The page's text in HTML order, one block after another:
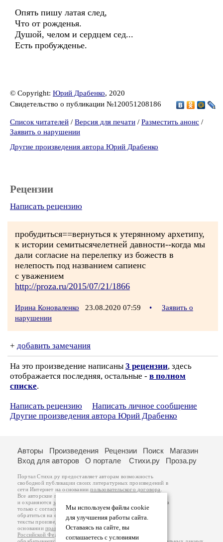
Опять пишу латая след,
Что от рожденья.
Душой, челом и сердцем сед...
Есть пробужденье.
© Copyright: Юрий Драбенко, 2020
Свидетельство о публикации №120051208186
Список читателей / Версия для печати / Разместить анонс /
Заявить о нарушении
Другие произведения автора Юрий Драбенко
Рецензии
Написать рецензию
пробудиться==вернуться к утерянному архетипу,
к истории семитысячелетней давности--когда мы
дали согласие на перелепку из божеств в
нелепость под названием сапиенс
с уважением
http://proza.ru/2015/07/21/1866
Ирина Коноваленко 23.08.2020 07:59 •
Заявить о
нарушении
+ добавить замечания
На это произведение написаны 3 рецензии, здесь
отображается последняя, остальные - в полном
списке.
Написать рецензию
Написать личное сообщение
Другие произведения автора Юрий Драбенко
Мы используем файлы cookie
для улучшения работы сайта.
Оставаясь на сайте, вы
соглашаетесь с условиями
Авторы Произведения Рецензии Поиск
Магазин
Вход для авторов
О портале Стихи.ру Проза.ру
Портал Стихи.ру предоставляет авторам возможность
свободной публикации своих литературных произведений в
сети Интернет на основаниипользовательского договора
Все авторские права на произведения принадлежат авторам
и охраняются законом
. Перепечатка произведений возможна
только с согласия его автора, к которому вы можете
обратиться на его авторской странице. Ответственность за
тексты произведений авторы несут самостоятельно на
основанииправил публикацииизаконодательства
Российской Федерации